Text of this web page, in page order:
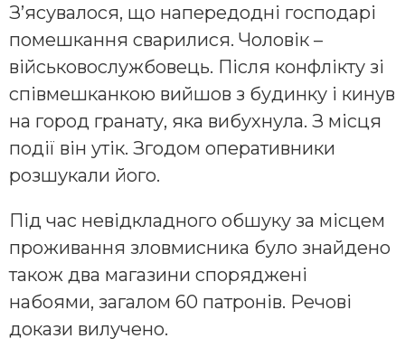
З’ясувалося, що напередодні господарі
помешкання сварилися. Чоловік –
військовослужбовець. Після конфлікту зі
співмешканкою вийшов з будинку і кинув
на город гранату, яка вибухнула. З місця
події він утік. Згодом оперативники
розшукали його.
Під час невідкладного обшуку за місцем
проживання зловмисника було знайдено
також два магазини споряджені
набоями, загалом 60 патронів. Речові
докази вилучено.